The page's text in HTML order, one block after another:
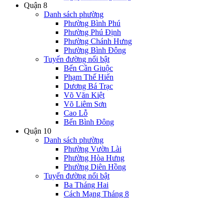
Quận 8
Danh sách phường
Phường Bình Phú
Phường Phú Định
Phường Chánh Hưng
Phường Bình Đông
Tuyến đường nổi bật
Bến Cần Giuộc
Phạm Thế Hiển
Dương Bá Trạc
Võ Văn Kiệt
Võ Liêm Sơn
Cao Lỗ
Bến Bình Đông
Quận 10
Danh sách phường
Phường Vườn Lài
Phường Hòa Hưng
Phường Diên Hồng
Tuyến đường nổi bật
Ba Tháng Hai
Cách Mạng Tháng 8